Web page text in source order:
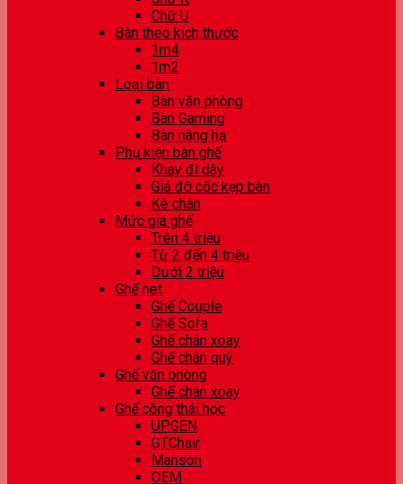
Chữ U
Bàn theo kích thước
1m4
1m2
Loại bàn
Bàn văn phòng
Bàn Gaming
Bàn nâng hạ
Phụ kiện bàn ghế
Khay đi dây
Giá đỡ cốc kẹp bàn
Kê chân
Mức giá ghế
Trên 4 triệu
Từ 2 đến 4 triệu
Dưới 2 triệu
Ghế net
Ghế Couple
Ghế Sofa
Ghế chân xoay
Ghế chân quỳ
Ghế văn phòng
Ghế chân xoay
Ghế công thái học
UPGEN
GTChair
Manson
OEM